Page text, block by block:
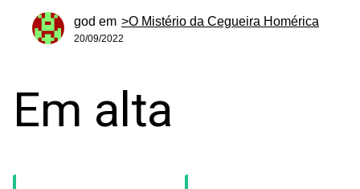
god em >O Mistério da Cegueira Homérica
20/09/2022
Em alta